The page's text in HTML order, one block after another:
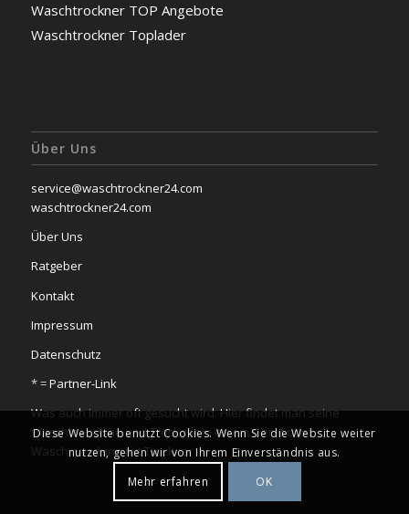
Waschtrockner TOP Angebote
Waschtrockner Toplader
Über Uns
service@waschtrockner24.com
waschtrockner24.com
Über Uns
Ratgeber
Kontakt
Impressum
Datenschutz
* =Partner-Link
Was auch immer oft gesucht wird. Hier findet man seine
Waschmaschine und Trockner in einem Gerät oder
Waschmaschine mit Trockner
Diese Website benutzt Cookies. Wenn Sie die Website weiter
nutzen, gehen wir von Ihrem Einverständnis aus.
Mehr erfahren
OK